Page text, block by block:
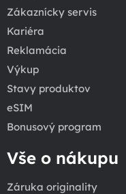
Zákaznícky servis
Kariéra
Reklamácia
Výkup
Stavy produktov
eSIM
Bonusový program
Vše o nákupu
Záruka originality